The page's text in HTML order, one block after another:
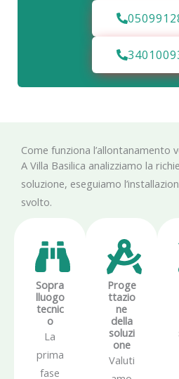
Come funziona l’allontanamento
A Villa Basilica analizziamo la
soluzione, eseguiamo
svolto.
Sopra
lluogo
tecnic
o
La
prima
fase
Proge
ttazio
ne
della
soluzi
one
Valuti